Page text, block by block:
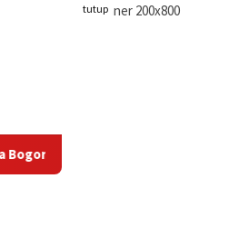
tutup
Tinjau Pembangunan Pasar